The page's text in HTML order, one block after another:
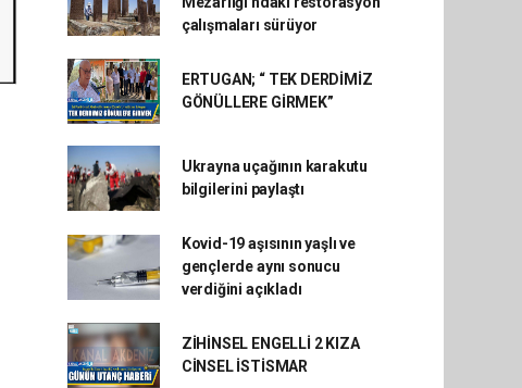
çalışmaları sürüyor
ERTUGAN; “ TEK DERDİMİZ
GÖNÜLLERE GİRMEK”
Ukrayna uçağının karakutu
bilgilerini paylaştı
Kovid-19 aşısının yaşlı ve
gençlerde aynı sonucu
verdiğini açıkladı
ZİHİNSEL ENGELLİ 2 KIZA
CİNSEL İSTİSMAR